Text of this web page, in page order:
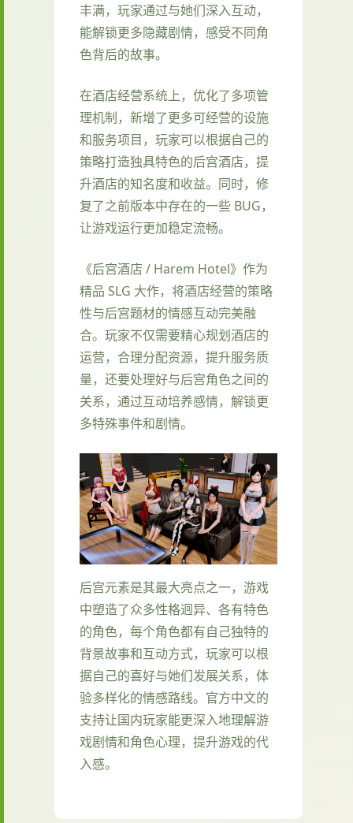
丰满，玩家通过与她们深入互动，
能解锁更多隐藏剧情，感受不同角
色背后的故事。
在酒店经营系统上，优化了多项管
理机制，新增了更多可经营的设施
和服务项目，玩家可以根据自己的
策略打造独具特色的后宫酒店，提
升酒店的知名度和收益。同时，修
复了之前版本中存在的一些 BUG，
让游戏运行更加稳定流畅。
《后宫酒店 / Harem Hotel》作为
精品 SLG 大作，将酒店经营的策略
性与后宫题材的情感互动完美融
合。玩家不仅需要精心规划酒店的
运营，合理分配资源，提升服务质
量，还要处理好与后宫角色之间的
关系，通过互动培养感情，解锁更
多特殊事件和剧情。
后宫元素是其最大亮点之一，游戏
中塑造了众多性格迥异、各有特色
的角色，每个角色都有自己独特的
背景故事和互动方式，玩家可以根
据自己的喜好与她们发展关系，体
验多样化的情感路线。官方中文的
支持让国内玩家能更深入地理解游
戏剧情和角色心理，提升游戏的代
入感。